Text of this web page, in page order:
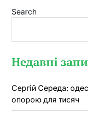
Search
Недавні
Сергій Середа:
опорою для тисяч